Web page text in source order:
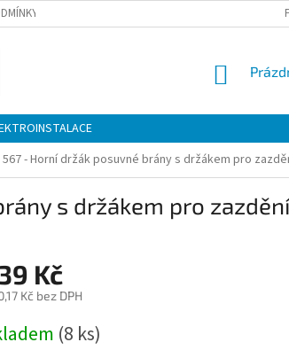
OCHRANY OSOBNÍCH ÚDAJŮ
- Horní držák posuvné brány s držákem pro
s držákem pro zazdění
Kč
Kč bez DPH
(8 ks)